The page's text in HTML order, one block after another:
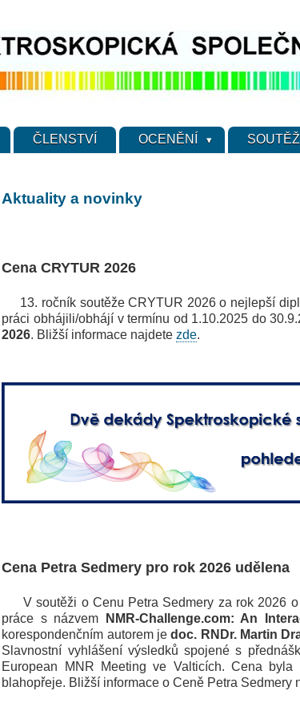
ČLENSTVÍ OCENĚNÍ
Aktuality a novinky
Cena CRYTUR 2026
13. ročník soutěže CRYTUR 2026 o nejlepší
práci obhájili/obhájí v termínu od 1.10.2025 do
2026. Bližší informace najdetezde.
Cena Petra Sedmery pro rok 2026 udělena
V soutěži o Cenu Petra Sedmery za rok 2026 o
práce s názvem
NMR-Challenge.com: An
korespondenčním autorem jedoc. RNDr. Martin
Slavnostní vyhlášení výsledků spojené s
European MNR Meeting ve Valticích. Cena byla
blahopřeje. Bližší informace o Ceně Petra Sedmery